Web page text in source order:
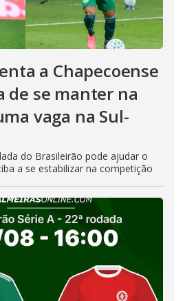
a Chapecoense
de se manter na
vaga na Sul-
do Brasileirão pode ajudar o
a se estabilizar na competição